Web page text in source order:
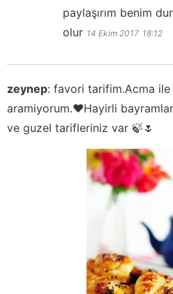
paylaşırım benim
olur 14 Ekim 2017 18:12
zeynep: favori tarifim.Acma
aramiyorum.❤Hayirli
ve guzel tarifleriniz var 🍃🌷